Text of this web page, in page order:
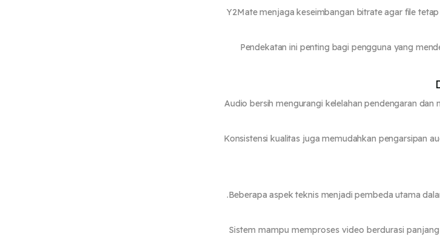
Y2Mate menjaga keseimbangan bitrate agar file
Pendekatan ini penting bagi pengguna yang
Audio bersih mengurangi kelelahan pendengaran
Konsistensi kualitas juga memudahkan pengarsipan
Beberapa aspek teknis menjadi pembeda utama
Sistem mampu memproses video berdurasi